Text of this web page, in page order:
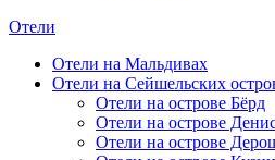
Отели
Отели на Мальдивах
Отели на Сейшельских
Отели на острове Бёрд
Отели на острове
Отели на острове